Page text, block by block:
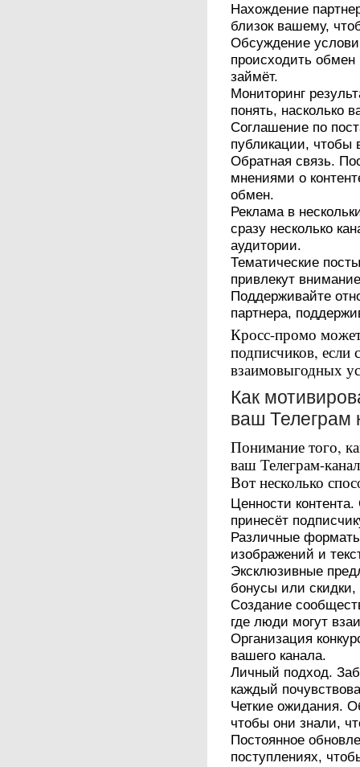
Нахождение
близок вашему,
Обсуждение
происходить
займёт.
Мониторинг
понять, насколько
Соглашение по
публикации, чтобы
Обратная связь.
мнениями о
обмен.
Реклама в
сразу несколько
аудитории.
Тематические
привлекут
Поддерживайте
партнера,
Кросс-промо может
подписчиков, если
взаимовыгодных
Как
ваш Телеграм
Понимание того,
ваш Телеграм-
Вот несколько
Ценности
принесёт
Различные
изображений и
Эксклюзивные
бонусы или скидки,
Создание
где люди могут
Организация
вашего канала.
Личный подход.
каждый
Четкие ожидания.
чтобы они знали,
Постоянное
поступлениях,